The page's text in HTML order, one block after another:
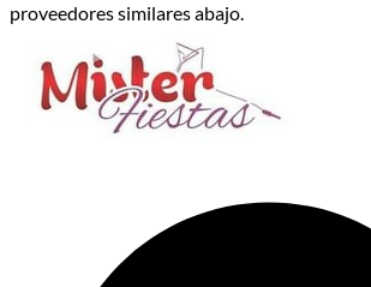
proveedores similares abajo.